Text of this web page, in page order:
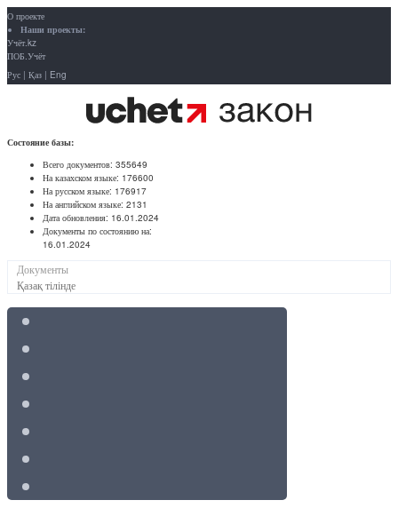
О проекте
Наши проекты:
Учёт.kz
ПОБ.Учёт
Рус | Қаз | Eng
Состояние базы:
Всего документов: 355649
На казахском языке: 176600
На русском языке: 176917
На английском языке: 2131
Дата обновления: 16.01.2024
Документы по состоянию на:
16.01.2024
Документы
Қазақ тілінде